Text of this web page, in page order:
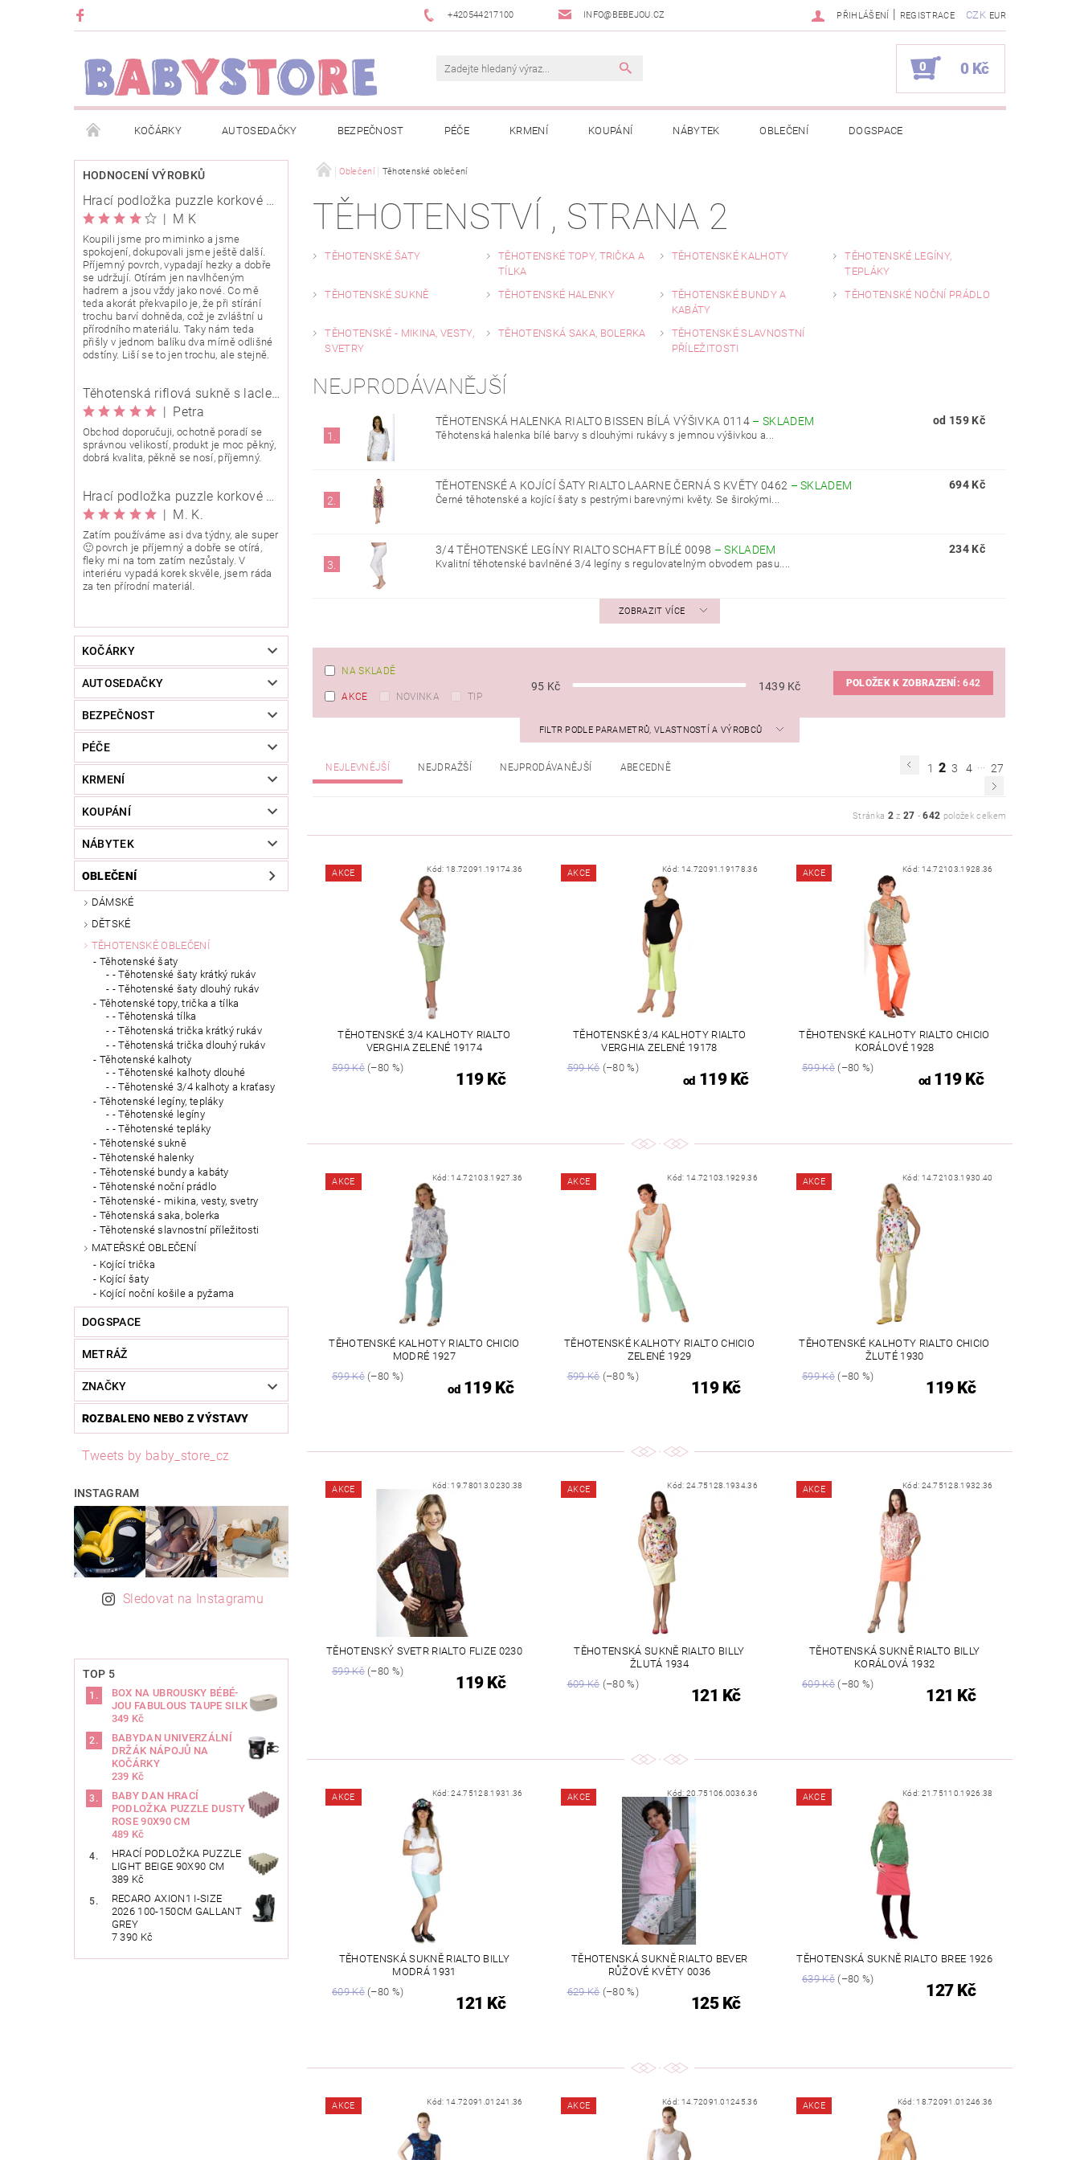
+420544217100 INFO@BEBEJOU.CZ CZK EUR
PŘIHLÁŠENÍ | REGISTRACE
0 0 Kč
KOČÁRKY AUTOSEDAČKY BEZPEČNOST PÉČE KRMENÍ KOUPÁNÍ NÁBYTEK OBLEČENÍ DOGSPACE
METRÁŽ ZNAČKY ROZBALENO NEBO Z VÝSTAVY JAK SPRÁVNĚ ÚRČIT VELIKOST
OBCHODNÍ PODMÍNKY INFORMACE O EVIDENCI TRŽEB EET INFORMACE O ZPRACOVÁNÍ OSOBNÍCH ÚDAJŮ
O NÁS KARIERA KLUB BABYSTORE NEWSLETTERY ODSTOUPENÍ OD SMLOUVY MOJE OBJEDNÁVKA
HODNOCENÍ VÝROBKŮ
Hrací podložka puzzle korkové 120x120cm
| M K
Koupili jsme pro miminko a jsme
spokojení, dokupovali jsme ještě další.
Příjemný povrch, vypadají hezky a dobře
se udržují. Otírám jen navlhčeným
hadrem a jsou vždy jako nové. Co mě
teda akorát překvapilo je, že při stírání
trochu barví dohněda, což je zvláštní u
přírodního materiálu. Taky nám teda
přišly v jednom balíku dva mírně odlišné
odstíny. Liší se to jen trochu, ale stejně.
Těhotenská riflová sukně s laclem Rialto Wingles 01753
| Petra
Obchod doporučuji, ochotně poradí se
správnou velikostí, produkt je moc pěkný,
dobrá kvalita, pěkně se nosí, příjemný.
Hrací podložka puzzle korkové 90x90 cm
| M. K.
Zatím používáme asi dva týdny, ale super
🙂 povrch je příjemný a dobře se otírá,
fleky mi na tom zatím nezůstaly. V
interiéru vypadá korek skvěle, jsem ráda
za ten přírodní materiál.
KOČÁRKY
AUTOSEDAČKY
BEZPEČNOST
PÉČE
KRMENÍ
KOUPÁNÍ
NÁBYTEK
OBLEČENÍ
DÁMSKÉ
DĚTSKÉ
TĚHOTENSKÉ OBLEČENÍ
Těhotenské šaty
- Těhotenské šaty krátký rukáv
- Těhotenské šaty dlouhý rukáv
Těhotenské topy, trička a tílka
- Těhotenská tílka
- Těhotenská trička krátký rukáv
- Těhotenská trička dlouhý rukáv
Těhotenské kalhoty
- Těhotenské kalhoty dlouhé
- Těhotenské 3/4 kalhoty a kraťasy
Těhotenské legíny, tepláky
- Těhotenské legíny
- Těhotenské tepláky
Těhotenské sukně
Těhotenské halenky
Těhotenské bundy a kabáty
Těhotenské noční prádlo
Těhotenské - mikina, vesty, svetry
Těhotenská saka, bolerka
Těhotenské slavnostní příležitosti
MATEŘSKÉ OBLEČENÍ
Kojící trička
Kojící šaty
Kojící noční košile a pyžama
DOGSPACE
METRÁŽ
ZNAČKY
ROZBALENO NEBO Z VÝSTAVY
Tweets by baby_store_cz
INSTAGRAM
Sledovat na Instagramu
TOP 5
BOX NA UBROUSKY BÉBÉ-
JOU FABULOUS TAUPE SILK
349 Kč
BABYDAN UNIVERZÁLNÍ
DRŽÁK NÁPOJŮ NA
KOČÁRKY
239 Kč
BABY DAN HRACÍ
PODLOŽKA PUZZLE DUSTY
ROSE 90X90 CM
489 Kč
HRACÍ PODLOŽKA PUZZLE
LIGHT BEIGE 90X90 CM
389 Kč
RECARO AXION1 I-SIZE
2026 100-150CM GALLANT
GREY
7 390 Kč
Oblečení Těhotenské oblečení
TĚHOTENSTVÍ , STRANA 2
TĚHOTENSKÉ ŠATY
TĚHOTENSKÉ TOPY, TRIČKA A
TÍLKA
TĚHOTENSKÉ KALHOTY
TĚHOTENSKÉ LEGÍNY,
TEPLÁKY
TĚHOTENSKÉ SUKNĚ
TĚHOTENSKÉ HALENKY
TĚHOTENSKÉ BUNDY A
KABÁTY
TĚHOTENSKÉ NOČNÍ PRÁDLO
TĚHOTENSKÉ - MIKINA, VESTY,
SVETRY
TĚHOTENSKÁ SAKA, BOLERKA
TĚHOTENSKÉ SLAVNOSTNÍ
PŘÍLEŽITOSTI
NEJPRODÁVANĚJŠÍ
1.
TĚHOTENSKÁ HALENKA RIALTO BISSEN BÍLÁ VÝŠIVKA 0114 – SKLADEM
Těhotenská halenka bílé barvy s dlouhými rukávy s jemnou výšivkou a...
od 159 Kč
2.
TĚHOTENSKÉ A KOJÍCÍ ŠATY RIALTO LAARNE ČERNÁ S KVĚTY 0462 –SKLADEM
Černé těhotenské a kojící šaty s pestrými barevnými květy. Se širokými...
694 Kč
3.
3/4 TĚHOTENSKÉ LEGÍNY RIALTO SCHAFT BÍLÉ 0098 –SKLADEM
Kvalitní těhotenské bavlněné 3/4 legíny s regulovatelným obvodem pasu....
234 Kč
ZOBRAZIT VÍCE
NA SKLADĚ
AKCE NOVINKA TIP
95 Kč 1439 Kč POLOŽEK K ZOBRAZENÍ:642
FILTR PODLE PARAMETRŮ, VLASTNOSTÍ A VÝROBCŮ
NEJLEVNĚJŠÍ NEJDRAŽŠÍ NEJPRODÁVANĚJŠÍ ABECEDNĚ 1 2 3 4 ... 27
Stránka 2z 27 -642 položek celkem
AKCE Kód: 18.72091.19174.36
TĚHOTENSKÉ 3/4 KALHOTY RIALTO
VERGHIA ZELENÉ 19174
599 Kč(–80 %)
119 Kč
AKCE Kód: 14.72091.19178.36
TĚHOTENSKÉ 3/4 KALHOTY RIALTO
VERGHIA ZELENÉ 19178
599 Kč(–80 %)
od 119 Kč
AKCE Kód: 14.72103.1928.36
TĚHOTENSKÉ KALHOTY RIALTO CHICIO
KORÁLOVÉ 1928
599 Kč (–80 %)
od119 Kč
AKCE Kód: 14.72103.1927.36
TĚHOTENSKÉ KALHOTY RIALTO CHICIO
MODRÉ 1927
599 Kč(–80 %)
od119 Kč
AKCE Kód: 14.72103.1929.36
TĚHOTENSKÉ KALHOTY RIALTO CHICIO
ZELENÉ 1929
599 Kč(–80 %)
119 Kč
AKCE Kód: 14.72103.1930.40
TĚHOTENSKÉ KALHOTY RIALTO CHICIO
ŽLUTÉ 1930
599 Kč (–80 %)
119 Kč
AKCE Kód: 19.78013.0230.38
TĚHOTENSKÝ SVETR RIALTO FLIZE 0230
599 Kč(–80 %)
119 Kč
AKCE Kód: 24.75128.1934.36
TĚHOTENSKÁ SUKNĚ RIALTO BILLY
ŽLUTÁ 1934
609 Kč(–80 %)
121 Kč
AKCE Kód: 24.75128.1932.36
TĚHOTENSKÁ SUKNĚ RIALTO BILLY
KORÁLOVÁ 1932
609 Kč (–80 %)
121 Kč
AKCE Kód:24.75128.1931.36
TĚHOTENSKÁ SUKNĚ RIALTO BILLY
MODRÁ 1931
609 Kč(–80 %)
121 Kč
AKCE Kód: 20.75106.0036.36
TĚHOTENSKÁ SUKNĚ RIALTO BEVER
RŮŽOVÉ KVĚTY 0036
629 Kč(–80 %)
125 Kč
AKCE Kód: 21.75110.1926.38
TĚHOTENSKÁ SUKNĚ RIALTO BREE 1926
639 Kč (–80 %)
127 Kč
AKCE Kód: 14.72091.01241.36 AKCE Kód: 14.72091.01245.36 AKCE Kód: 18.72091.01246.36